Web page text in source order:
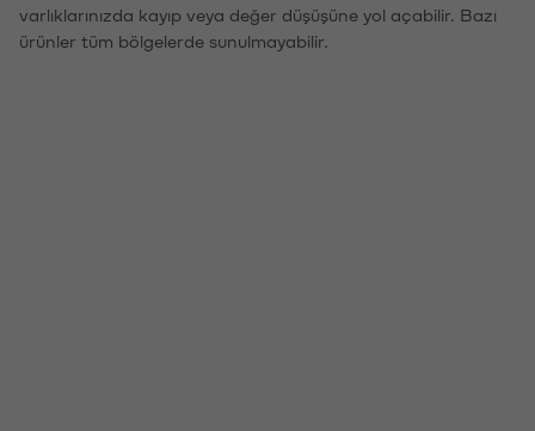
varlıklarınızda kayıp veya değer düşüşüne yol açabilir. Bazı
ürünler tüm bölgelerde sunulmayabilir.